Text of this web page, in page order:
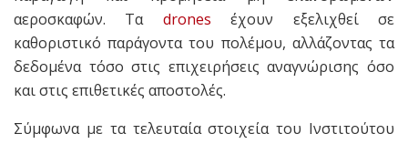
αεροσκαφών. Τα drones έχουν εξελιχθεί σε
καθοριστικό παράγοντα του πολέμου, αλλάζοντας τα
δεδομένα τόσο στις επιχειρήσεις αναγνώρισης όσο
και στις επιθετικές αποστολές.
Σύμφωνα με τα τελευταία στοιχεία του Ινστιτούτου